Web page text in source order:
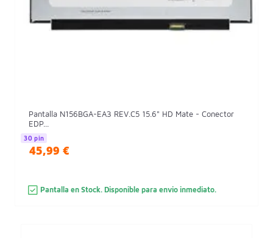
Pantalla N156BGA-EA3 REV.C5 15.6" HD Mate - Conector
EDP...
30 pin
45,99 €
Pantalla en Stock. Disponible para envio inmediato.